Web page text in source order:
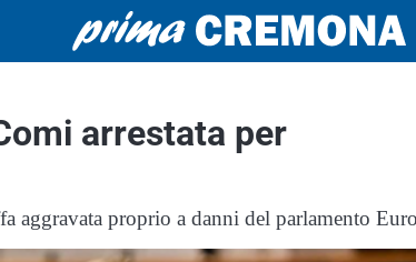
arrestata per
aggravata proprio a danni del parlamento